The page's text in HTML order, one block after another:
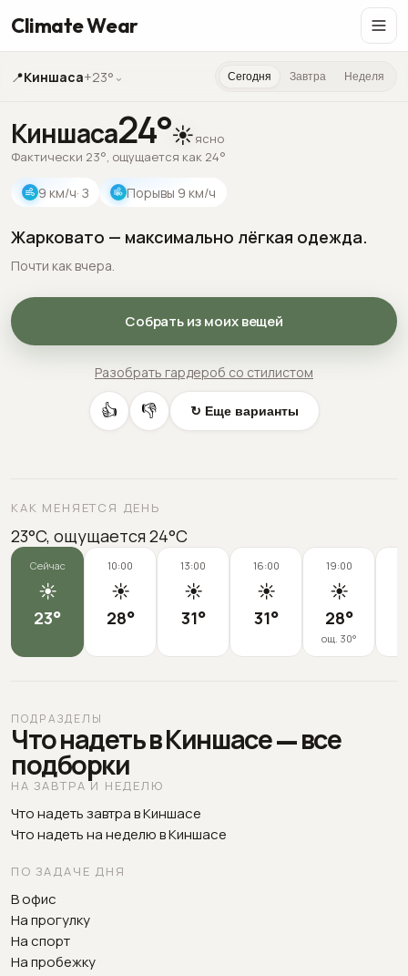
Climate Wear
📍Киншаса+23° ⌄ Сегодня Завтра Неделя
Киншаса24°☀️ясно
Фактически 23°, ощущается как 24°
9 км/ч· З Порывы 9 км/ч
Жарковато — максимально лёгкая одежда.
Почти как вчера.
Собрать из моих вещей
Разобрать гардероб со стилистом
👍 👎 ↻ Еще варианты
КАК МЕНЯЕТСЯ ДЕНЬ
23°C, ощущается 24°C
Сейчас
☀️
23°
10:00
☀️
28°
13:00
☀️
31°
16:00
☀️
31°
19:00
☀️
28°
ощ. 30°
ПОДРАЗДЕЛЫ
Что надеть в Киншасе — все
подборки
НА ЗАВТРА И НЕДЕЛЮ
Что надеть завтра в Киншасе
Что надеть на неделю в Киншасе
ПО ЗАДАЧЕ ДНЯ
В офис
На прогулку
На спорт
На пробежку